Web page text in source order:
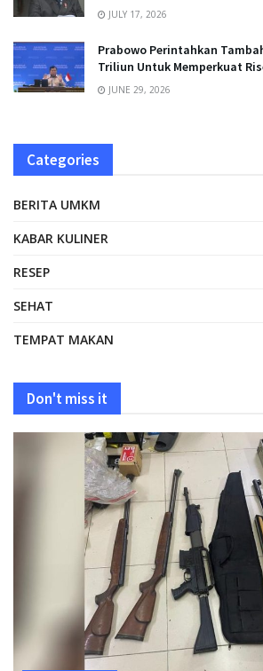
JULY 17, 2026
Prabowo Perintahkan
Triliun Untuk Memperkuat
JUNE 29, 2026
Categories
BERITA UMKM
KABAR KULINER
RESEP
SEHAT
TEMPAT MAKAN
Don't miss it